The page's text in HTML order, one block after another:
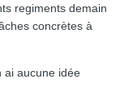
regiments demain
concrètes à
ai aucune idée